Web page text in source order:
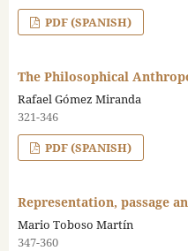
PDF (SPANISH)
The Philosophical
Rafael Gómez Miranda
321-346
PDF (SPANISH)
Representation, passage
Mario Toboso Martín
347-360